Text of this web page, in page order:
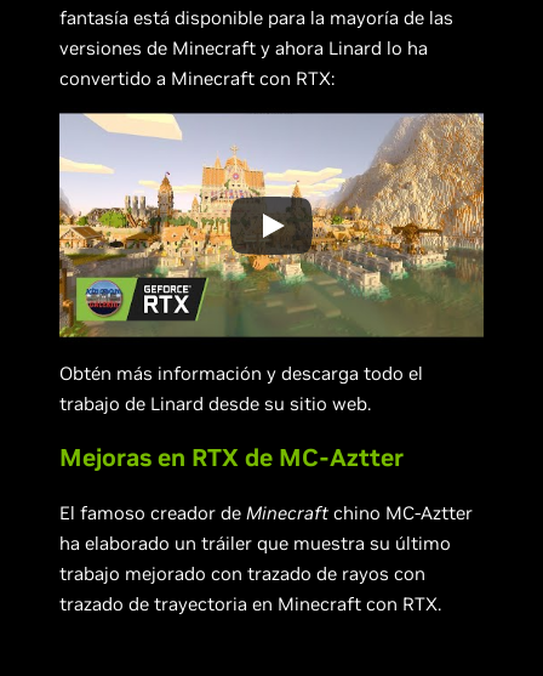
fantasía está disponible para la mayoría de las
versiones de Minecraft y ahora Linard lo ha
convertido a Minecraft con RTX:
Obtén más información y descarga todo el
trabajo de Linard desde su sitio web.
Mejoras en RTX de MC-Aztter
El famoso creador de Minecraft chino MC-Aztter
ha elaborado un tráiler que muestra su último
trabajo mejorado con trazado de rayos con
trazado de trayectoria en Minecraft con RTX.